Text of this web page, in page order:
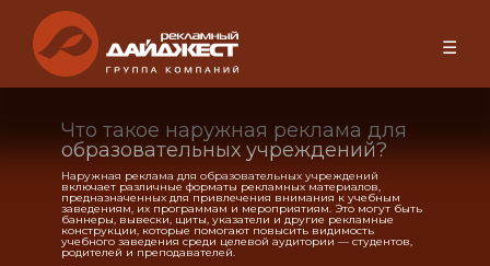
☰
Что такое наружная реклама для
образовательных учреждений?
Наружная реклама для образовательных учреждений
включает различные форматы рекламных материалов,
предназначенных для привлечения внимания к учебным
заведениям, их программам и мероприятиям. Это могут быть
баннеры, вывески, щиты, указатели и другие рекламные
конструкции, которые помогают повысить видимость
учебного заведения среди целевой аудитории — студентов,
родителей и преподавателей.